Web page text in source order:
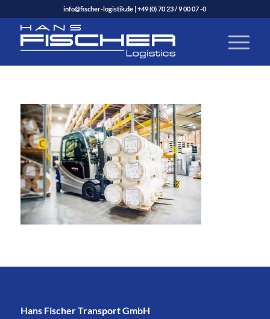
info@fischer-logistik.de |+49 (0) 70 23 / 9 00 07 -0
Hans Fischer Transport GmbH